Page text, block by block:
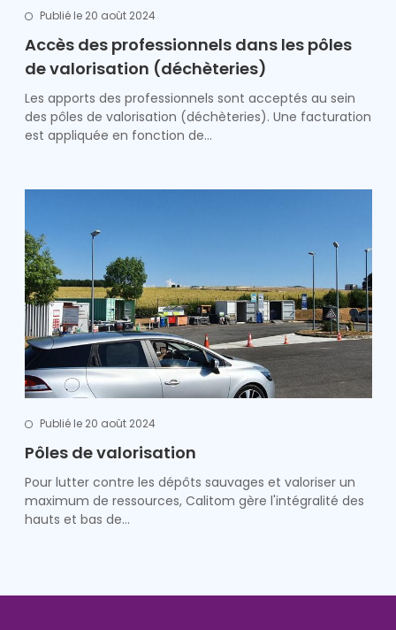
Publié le 20 août 2024
Accès des professionnels dans les pôles
de valorisation (déchèteries)
Les apports des professionnels sont acceptés au sein
des pôles de valorisation (déchèteries). Une facturation
est appliquée en fonction de…
Publié le 20 août 2024
Pôles de valorisation
Pour lutter contre les dépôts sauvages et valoriser un
maximum de ressources, Calitom gère l'intégralité des
hauts et bas de…